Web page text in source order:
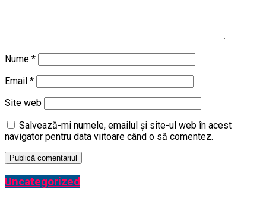
Nume *
Email *
Site web
Salvează-mi numele, emailul și site-ul web în acest
navigator pentru data viitoare când o să comentez.
Uncategorized